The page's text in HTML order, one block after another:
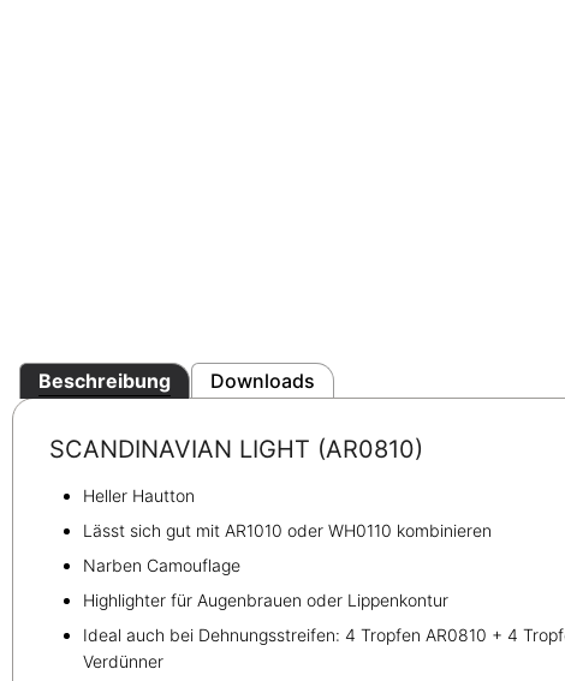
Beschreibung Downloads
SCANDINAVIAN LIGHT (AR0810)
Heller Hautton
Lässt sich gut mit AR1010 oder WH0110 kombinieren
Narben Camouflage
Highlighter für Augenbrauen oder Lippenkontur
Ideal auch bei Dehnungsstreifen: 4 Tropfen AR0810 + 4
Verdünner